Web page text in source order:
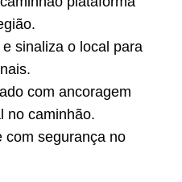
sinaliza o local para
com ancoragem
no caminhão.
com segurança no